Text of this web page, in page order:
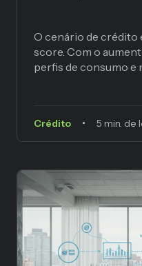
O cenário de crédito
score. Com o
perfis de consumo e
Crédito 5 min. de